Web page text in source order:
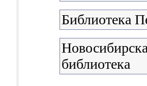
Библиотека
библиотека